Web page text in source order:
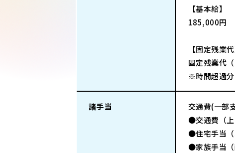
【基本給】
185,000円
【固定残業代
固定残業代
※時間超過
諸手当
交通費(一部
●交通費（上
●住宅手当（
●家族手当（